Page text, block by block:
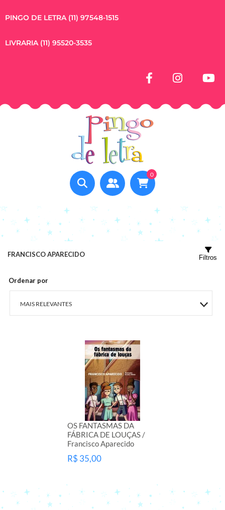
PINGO DE LETRA (11) 97548-1515
LIVRARIA (11) 95520-3535
0
FRANCISCO APARECIDO
Ordenar por
MAIS RELEVANTES
Filtros
OS FANTASMAS DA
FÁBRICA DE LOUÇAS /
Francisco Aparecido
R$ 35,00